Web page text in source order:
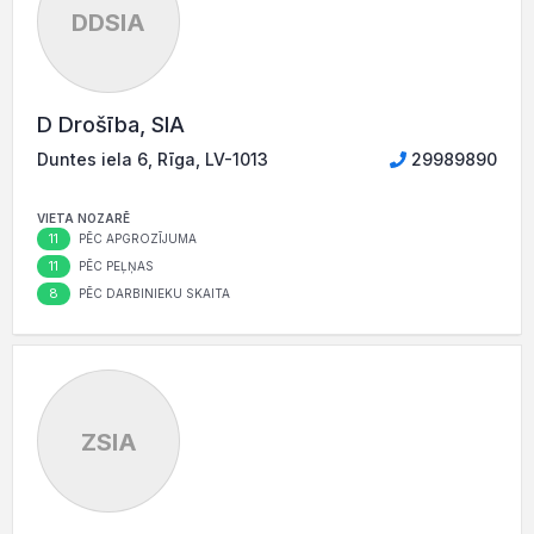
DDSIA
D Drošība, SIA
Duntes iela 6, Rīga, LV-1013 29989890
VIETA NOZARĒ
11 PĒC APGROZĪJUMA
11 PĒC PEĻŅAS
8 PĒC DARBINIEKU SKAITA
ZSIA